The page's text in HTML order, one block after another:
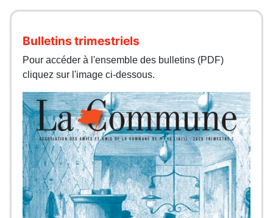
Bulletins trimestriels
Pour accéder à l'ensemble des bulletins (PDF)
cliquez sur l'image ci-dessous.